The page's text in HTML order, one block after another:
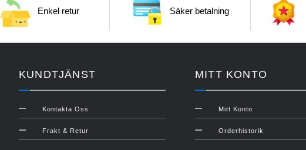
Enkel retur Säker betalning
KUNDTJÄNST
Kontakta Oss
Frakt & Retur
MITT KONTO
Mitt Konto
Orderhistorik